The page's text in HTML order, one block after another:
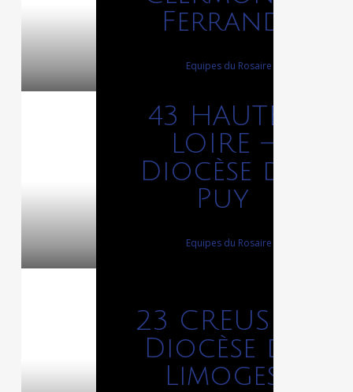
Ferrand
Equipes du Rosaire
43 HAUTE-
LOIRE –
Diocèse du
Puy
Equipes du Rosaire
23 CREUSE –
Diocèse de
Limoges